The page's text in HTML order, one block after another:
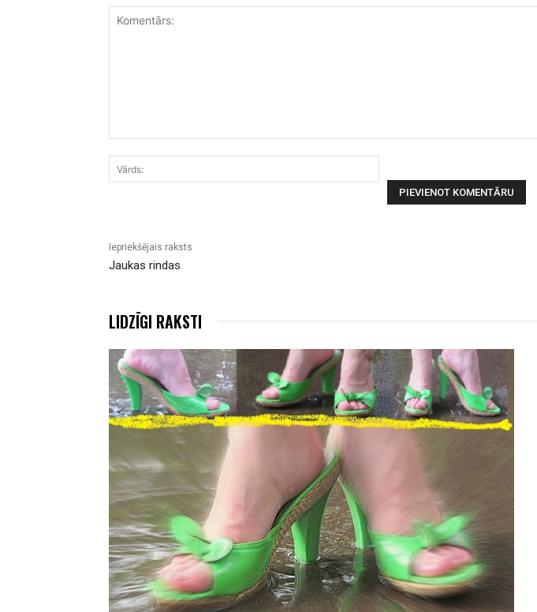
Iepriekšējais raksts
Jaukas rindas
LIDZĪGI RAKSTI